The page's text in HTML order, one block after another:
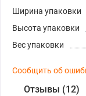
Ширина упаковки
Высота упаковки
Вес упаковки
Сообщить об
Отзывы (12)